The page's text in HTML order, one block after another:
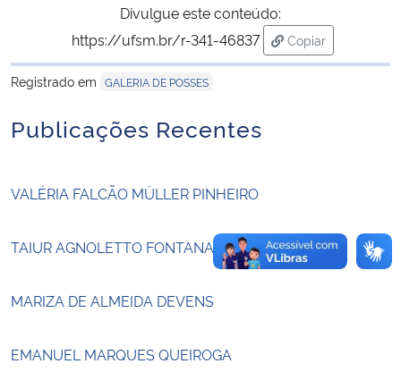
Ministério da Mulher, da Família e dos Direitos Humanos
Secretaria-Geral
Secretaria de Governo
Divulgue este conteúdo:
https://ufsm.br/r-341-46837
Copiar
para área de
Registrado em GALERIA DE POSSES
Publicações Recentes
VALÉRIA FALCÃO MÜLLER PINHEIRO
TAIUR AGNOLETTO FONTANA
MARIZA DE ALMEIDA DEVENS
EMANUEL MARQUES QUEIROGA